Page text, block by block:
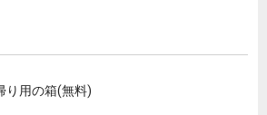
り用の箱(無料)